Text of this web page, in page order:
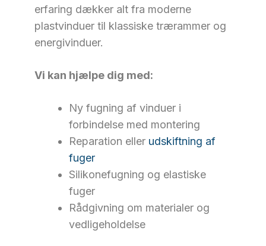
erfaring dækker alt fra moderne
plastvinduer til klassiske trærammer og
energivinduer.
Vi kan hjælpe dig med:
Ny fugning af vinduer i
forbindelse med montering
Reparation eller udskiftning af
fuger
Silikonefugning og elastiske
fuger
Rådgivning om materialer og
vedligeholdelse